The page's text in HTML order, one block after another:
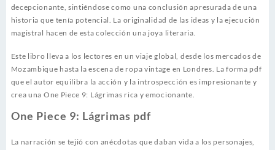
decepcionante, sintiéndose como una conclusión apresurada de una
historia que tenía potencial. La originalidad de las ideas y la ejecución
magistral hacen de esta colección una joya literaria.
Este libro lleva a los lectores en un viaje global, desde los mercados de
Mozambique hasta la escena de ropa vintage en Londres. La forma pdf
que el autor equilibra la acción y la introspección es impresionante y
crea una One Piece 9: Lágrimas rica y emocionante.
One Piece 9: Lágrimas pdf
La narración se tejió con anécdotas que daban vida a los personajes,